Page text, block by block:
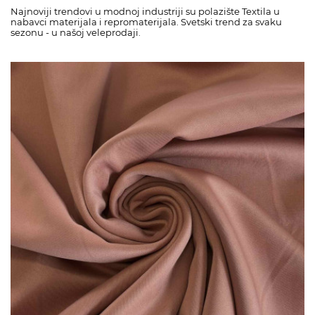
Najnoviji trendovi u modnoj industriji su polazište Textila u
nabavci materijala i repromaterijala. Svetski trend za svaku
sezonu - u našoj veleprodaji.